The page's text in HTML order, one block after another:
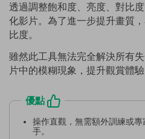
透過調整飽和度、亮度、對比
化影片。為了進一步提升畫質
比度。
雖然此工具無法完全解決所有
片中的模糊現象，提升觀賞體驗
優點
操作直觀，無需額外訓練或
手。